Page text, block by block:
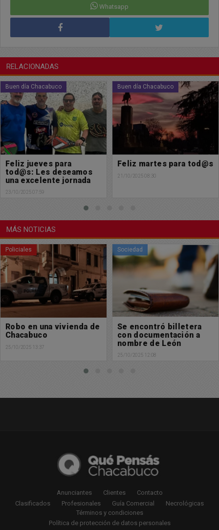
Whatsapp
RELACIONADAS
Buen día Chacabuco
Feliz martes para tod@s
21/10/2025 08:30
Buen día Chacabuco
Feliz Jueves para
tod@s
MÁS NOTICIAS
Sociedad
Se encontró billetera
con documentación a
nombre de León
Stefano
Sociedad
Se encontró cartera con
documentación y celular
a nombre de Agustina
Perfetti
25/10/2025 11:58
Anunciantes Clientes
Contacto
Clasificados
Profesionales Guía Comercial
Necrológicas
Términos y condiciones
Política de protección de datos personales